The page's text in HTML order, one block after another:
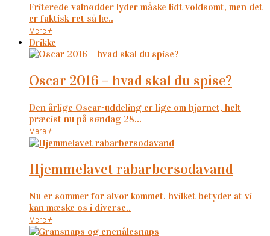
Friterede valnødder lyder måske lidt voldsomt, men det
er faktisk ret så læ..
Mere+
Drikke
oscar 2016 – hvad skal du spise?
Den årlige Oscar-uddeling er lige om hjørnet, helt
præcist nu på søndag 28...
Mere+
hjemmelavet rabarbersodavand
Nu er sommer for alvor kommet, hvilket betyder at vi
kan mæske os i diverse..
Mere+